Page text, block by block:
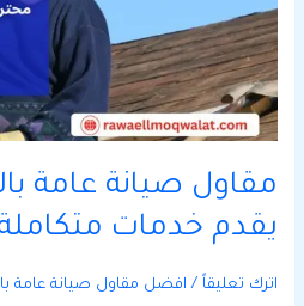
مقاول صيانة عامة
يقدم خدمات
اترك تعليقاً / افضل مقاول صيانة عامة
محترف
يقدم
خدمات
متكاملة